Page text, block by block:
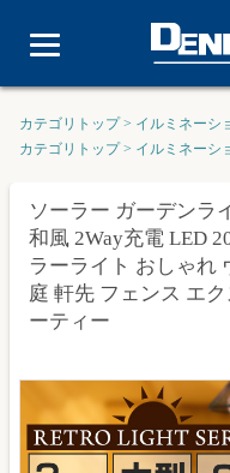
カテゴリトップ > イルミネーシ
カテゴリトップ > イルミネーシ
ソーラー ガーデンラ
和風 2Way充電 LED
ラーライト おしゃれ
庭 軒先 フェンス エ
ーティー